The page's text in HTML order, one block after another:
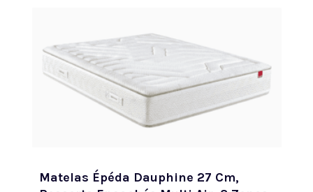
Matelas Épéda Dauphine 27 Cm,